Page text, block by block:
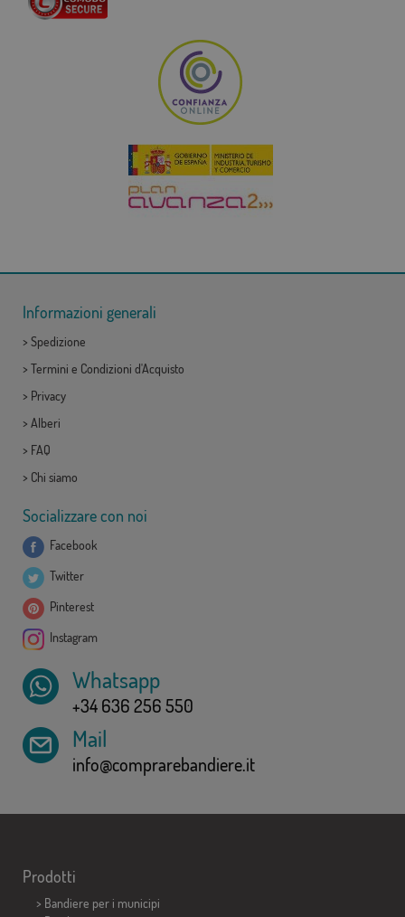
Informazioni generali
> Spedizione
> Termini e Condizioni d'Acquisto
> Privacy
> Alberi
> FAQ
> Chi siamo
Socializzare con noi
Facebook
Twitter
Pinterest
Instagram
Whatsapp
+34 636 256 550
Mail
info@comprarebandiere.it
Prodotti
> Bandiere per i municipi